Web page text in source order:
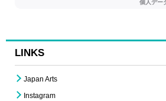
LINKS
Japan Arts
Instagram